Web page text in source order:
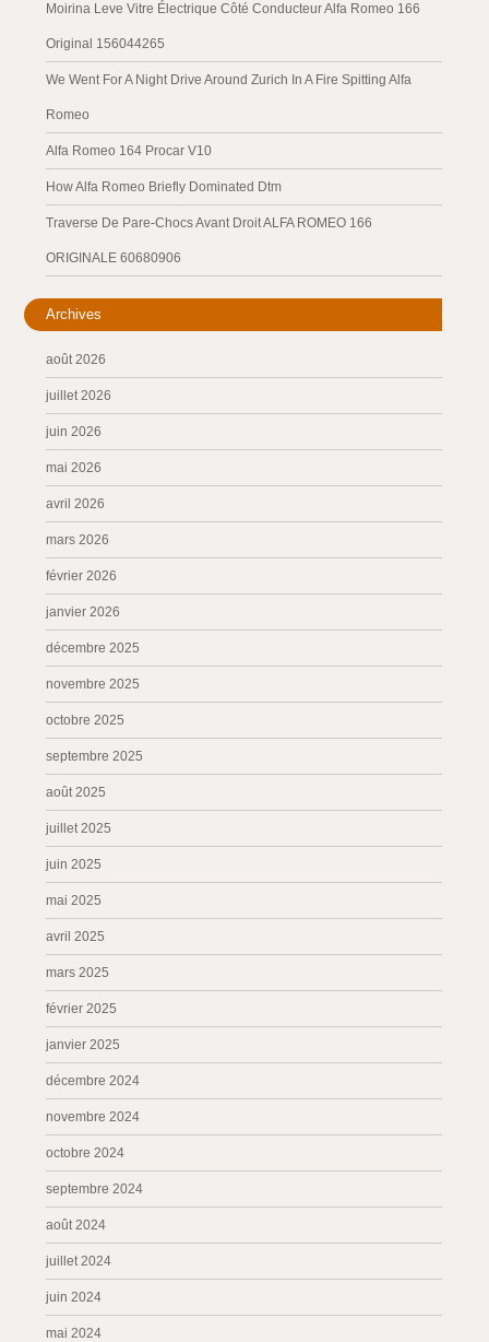
Moirina Leve Vitre Électrique Côté Conducteur Alfa Romeo 166
Original 156044265
We Went For A Night Drive Around Zurich In A Fire Spitting Alfa
Romeo
Alfa Romeo 164 Procar V10
How Alfa Romeo Briefly Dominated Dtm
Traverse De Pare-Chocs Avant Droit ALFA ROMEO 166
ORIGINALE 60680906
Archives
août 2026
juillet 2026
juin 2026
mai 2026
avril 2026
mars 2026
février 2026
janvier 2026
décembre 2025
novembre 2025
octobre 2025
septembre 2025
août 2025
juillet 2025
juin 2025
mai 2025
avril 2025
mars 2025
février 2025
janvier 2025
décembre 2024
novembre 2024
octobre 2024
septembre 2024
août 2024
juillet 2024
juin 2024
mai 2024